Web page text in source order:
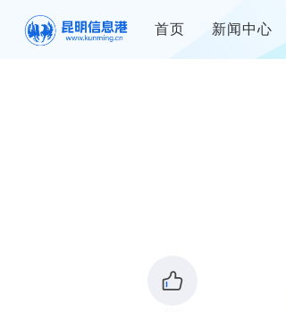
首页 新闻中心